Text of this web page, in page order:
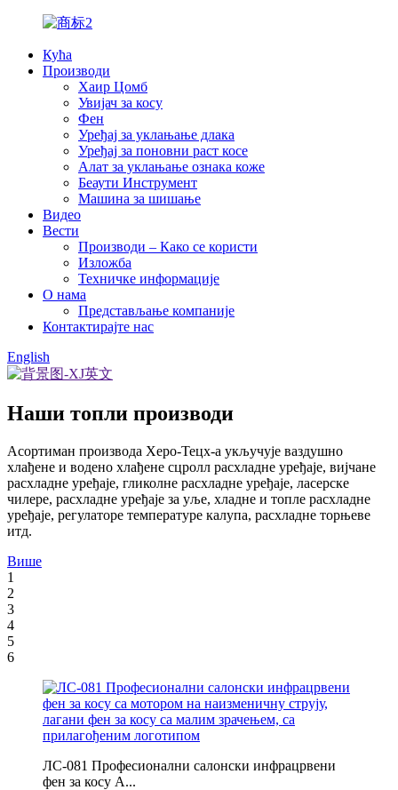
Кућа
Производи
Хаир Цомб
Увијач за косу
Фен
Уређај за уклањање длака
Уређај за поновни раст косе
Алат за уклањање ознака коже
Беаути Инструмент
Машина за шишање
Видео
Вести
Производи – Како се користи
Изложба
Техничке информације
О нама
Представљање компаније
Контактирајте нас
English
Наши топли производи
Асортиман производа Херо-Тецх-а укључује ваздушно
хлађене и водено хлађене сцролл расхладне уређаје, вијчане
расхладне уређаје, гликолне расхладне уређаје, ласерске
чилере, расхладне уређаје за уље, хладне и топле расхладне
уређаје, регулаторе температуре калупа, расхладне торњеве
итд.
Више
1
2
3
4
5
6
ЛС-081 Професионални салонски инфрацрвени
фен за косу А...